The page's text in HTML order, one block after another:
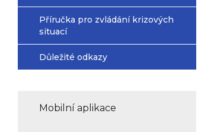
Příručka pro zvládání krizových
situací
Důležité odkazy
Mobilní aplikace